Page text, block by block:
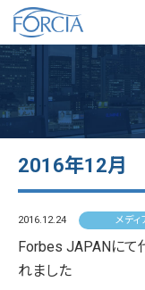
2016年12月
2016.12.24 メディ
Forbes JAPANにて
れました